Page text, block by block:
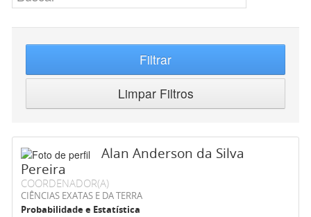
Filtrar
Limpar Filtros
Alan Anderson da Silva
Pereira
COORDENADOR(A)
CIÊNCIAS EXATAS E DA TERRA
Probabilidade e Estatística